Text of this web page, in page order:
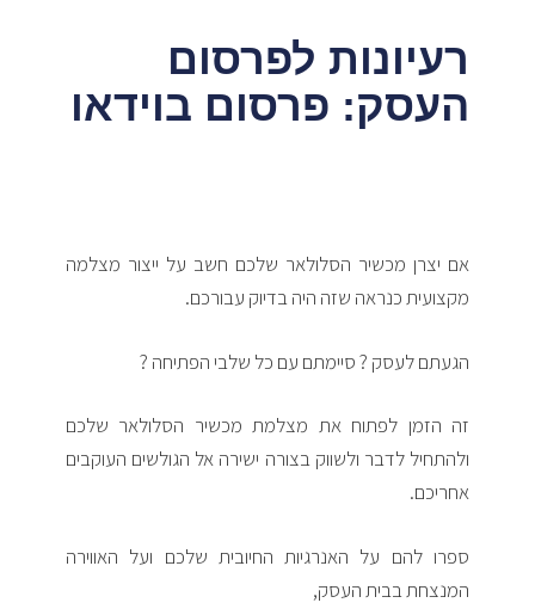
רעיונות לפרסום
העסק: פרסום בוידאו
אם יצרן מכשיר הסלולאר שלכם חשב על ייצור מצלמה
מקצועית כנראה שזה היה בדיוק עבורכם.
הגעתם לעסק ? סיימתם עם כל שלבי הפתיחה ?
זה הזמן לפתוח את מצלמת מכשיר הסלולאר שלכם
ולהתחיל לדבר ולשווק בצורה ישירה אל הגולשים העוקבים
אחריכם.
ספרו להם על האנרגיות החיובית שלכם ועל האווירה
המנצחת בבית העסק,